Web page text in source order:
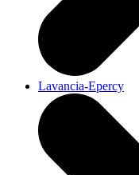
Lavancia-Epercy